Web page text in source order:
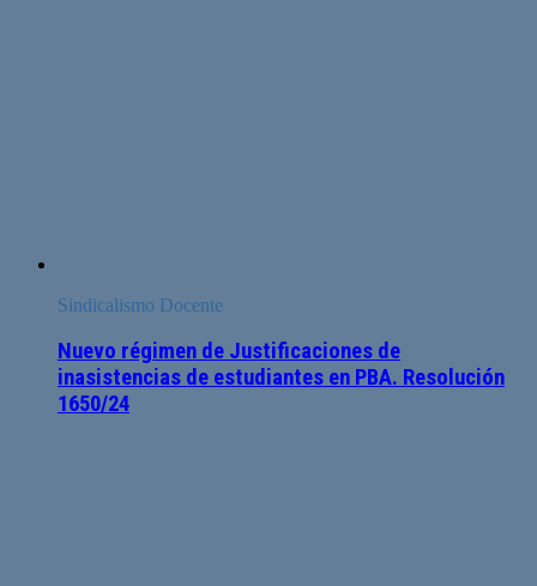
Sindicalismo Docente
Nuevo régimen de Justificaciones de
inasistencias de estudiantes en PBA. Resolución
1650/24